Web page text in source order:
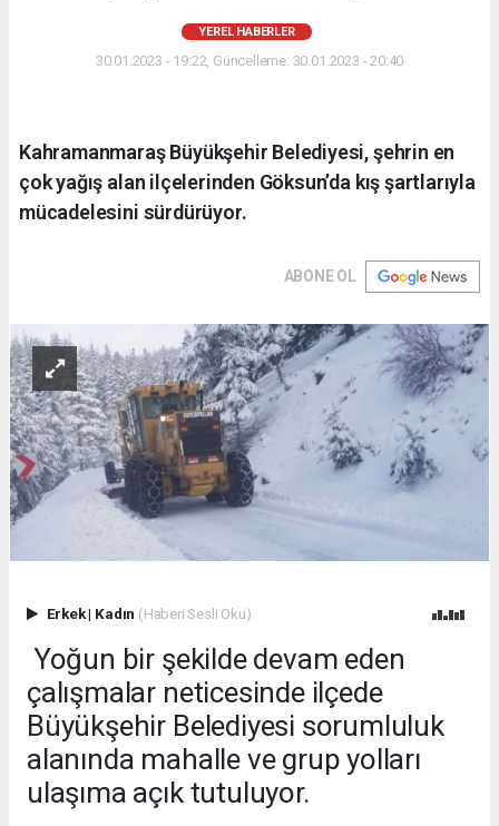
YEREL HABERLER
30.01.2023 - 19:22, Güncelleme: 30.01.2023 - 20:40
Kahramanmaraş Büyükşehir Belediyesi, şehrin en
çok yağış alan ilçelerinden Göksun’da kış şartlarıyla
mücadelesini sürdürüyor.
ABONE OL
Erkek| Kadın (Haberi Sesli Oku)
Yoğun bir şekilde devam eden
çalışmalar neticesinde ilçede
Büyükşehir Belediyesi sorumluluk
alanında mahalle ve grup yolları
ulaşıma açık tutuluyor.